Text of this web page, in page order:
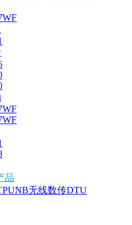
品
无线数传DTU